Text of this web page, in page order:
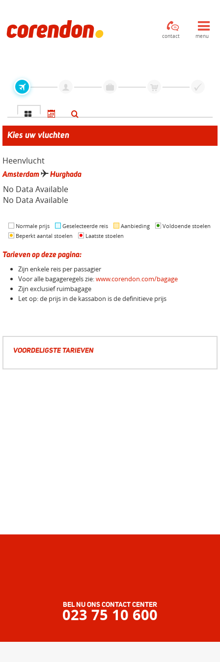
contact menu
Kies uw vluchten
Heenvlucht
Amsterdam Hurghada
No Data Available
No Data Available
Normale prijs Geselecteerde reis Aanbieding
Voldoende stoelen
Beperkt aantal stoelen
Laatste stoelen
Tarieven op deze pagina:
Zijn enkele reis per passagier
Voor alle bagageregels zie:www.corendon.com/bagage
Zijn exclusief ruimbagage
Let op: de prijs in de kassabon is de definitieve prijs
VOORDELIGSTE TARIEVEN
BEL NU ONS CONTACT CENTER
023 75 10 600